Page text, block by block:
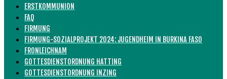
ERSTKOMMUNION
FAQ
FIRMUNG
FIRMUNG-SOZIALPROJEKT 2024: JUGENDHEIM IN BURKINA FASO
FRONLEICHNAM
GOTTESDIENSTORDNUNG HATTING
GOTTESDIENSTORDNUNG INZING